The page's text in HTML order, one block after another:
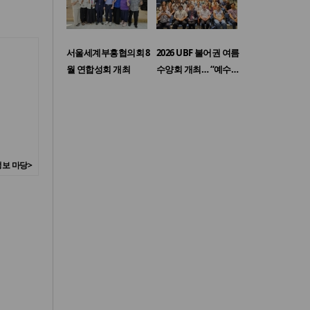
마당>
서울세계부흥협의회 8
월 연합성회 개최
2026 UBF 불어권 여름
수양회 개최… “예수…